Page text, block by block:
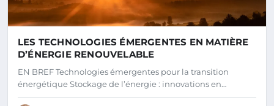
LES TECHNOLOGIES ÉMERGENTES EN MATIÈRE
D’ÉNERGIE RENOUVELABLE
EN BREF Technologies émergentes pour la transition
énergétique Stockage de l’énergie : innovations en…